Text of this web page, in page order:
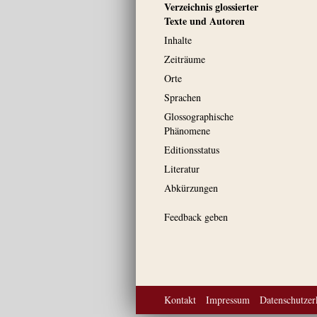
Verzeichnis glossierter
Texte und Autoren
Inhalte
Zeiträume
Orte
Sprachen
Glossographische
Phänomene
Editionsstatus
Literatur
Abkürzungen
Feedback geben
Kontakt Impressum